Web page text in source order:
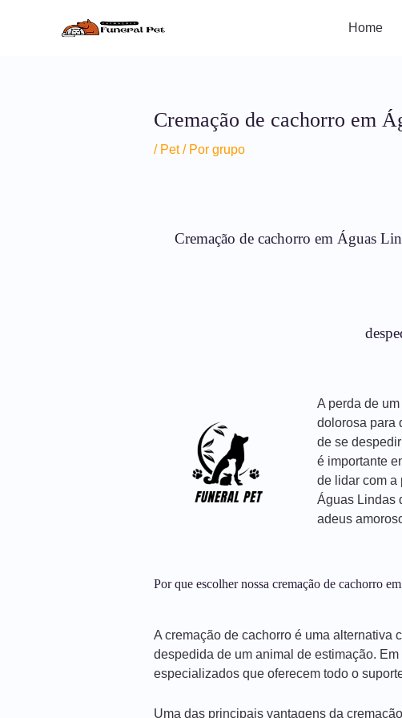
Home
Cremação de cachorro em
/ Pet/ Por grupo
Cremação de cachorro em Águas
A perda de
dolorosa para
de se
é importante
de lidar com a
Águas Lindas
adeus
Por que escolher nossa cremação de cachorro
A cremação de cachorro é uma alternativa
despedida de um animal de estimação.
especializados que oferecem todo o
Uma das principais vantagens da
navigation